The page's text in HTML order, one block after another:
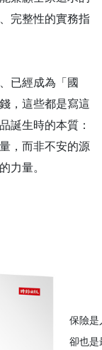
完整性的實務指
已經成為「國
，這些都是寫這
誕生時的本質：
，而非不安的源
力量。
保險是
卻也是